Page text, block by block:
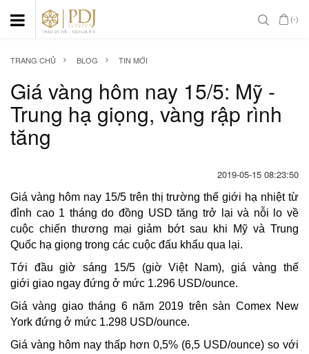
(-)
TRANG CHỦ BLOG TIN MỚI
Giá vàng hôm nay 15/5: Mỹ -
Trung hạ giọng, vàng rập rình
tăng
2019-05-15 08:23:50
Giá vàng hôm nay 15/5 trên thị trường thế giới hạ nhiệt từ
đỉnh cao 1 tháng do đồng USD tăng trở lại và nỗi lo về
cuộc chiến thương mại giảm bớt sau khi Mỹ và Trung
Quốc hạ giọng trong các cuộc đấu khẩu qua lại.
Tới đầu giờ sáng 15/5 (giờ Việt Nam), giá vàng thế
giới giao ngay đứng ở mức 1.296 USD/ounce.
Giá vàng giao tháng 6 năm 2019 trên sàn Comex New
York đứng ở mức 1.298 USD/ounce.
Giá vàng hôm nay thấp hơn 0,5% (6,5 USD/ounce) so với